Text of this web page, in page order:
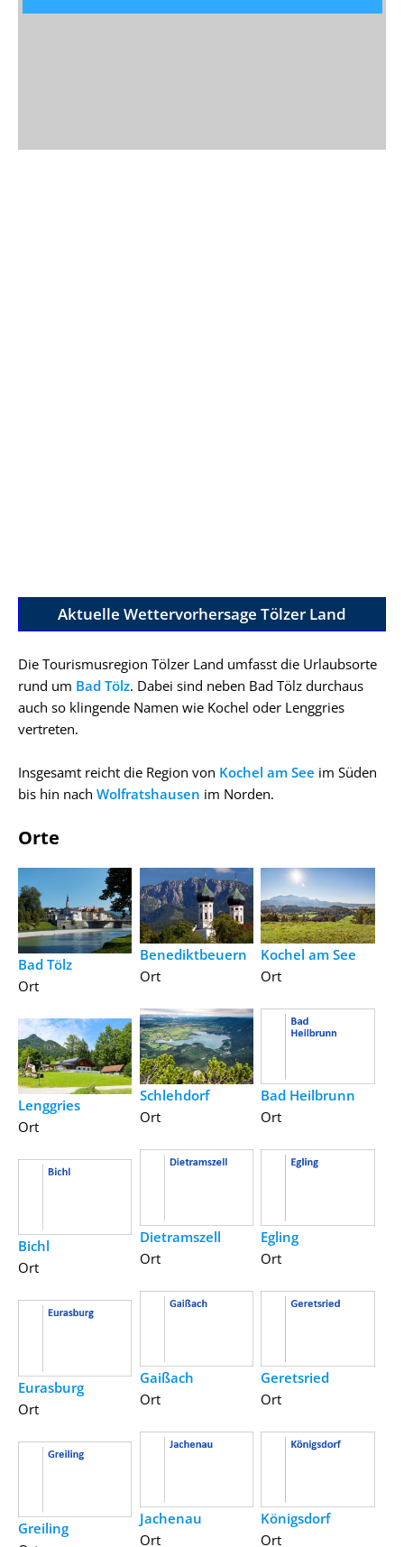
Aktuelle Wettervorhersage Tölzer Land
Die Tourismusregion Tölzer Land umfasst die Urlaubsorte
rund um Bad Tölz. Dabei sind neben Bad Tölz durchaus
auch so klingende Namen wie Kochel oder Lenggries
vertreten.
Insgesamt reicht die Region von Kochel am See im Süden
bis hin nach Wolfratshausen im Norden.
Orte
Bad Tölz
Ort
Lenggries
Ort
Bichl
Ort
Eurasburg
Ort
Greiling
Benediktbeuern
Ort
Schlehdorf
Ort
Dietramszell
Ort
Gaißach
Ort
Jachenau
Ort
Kochel am See
Ort
Bad Heilbrunn
Ort
Egling
Ort
Geretsried
Ort
Königsdorf
Ort